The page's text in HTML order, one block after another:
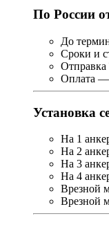
По России
До
Сроки и
Оплата —
Установка
На 1
На 2
На 3
На 4
Врезной
Врезной